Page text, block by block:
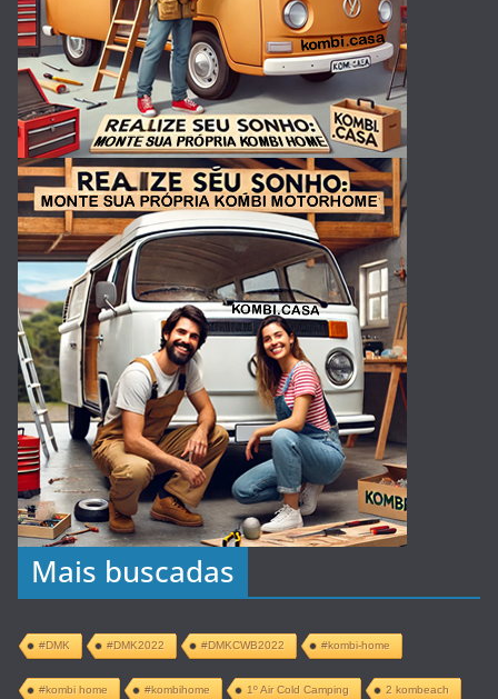
Mais buscadas
#DMK #DMK2022 #DMKCWB2022 #kombi-home
#kombi home #kombihome 1º Air Cold Camping 2 kombeach